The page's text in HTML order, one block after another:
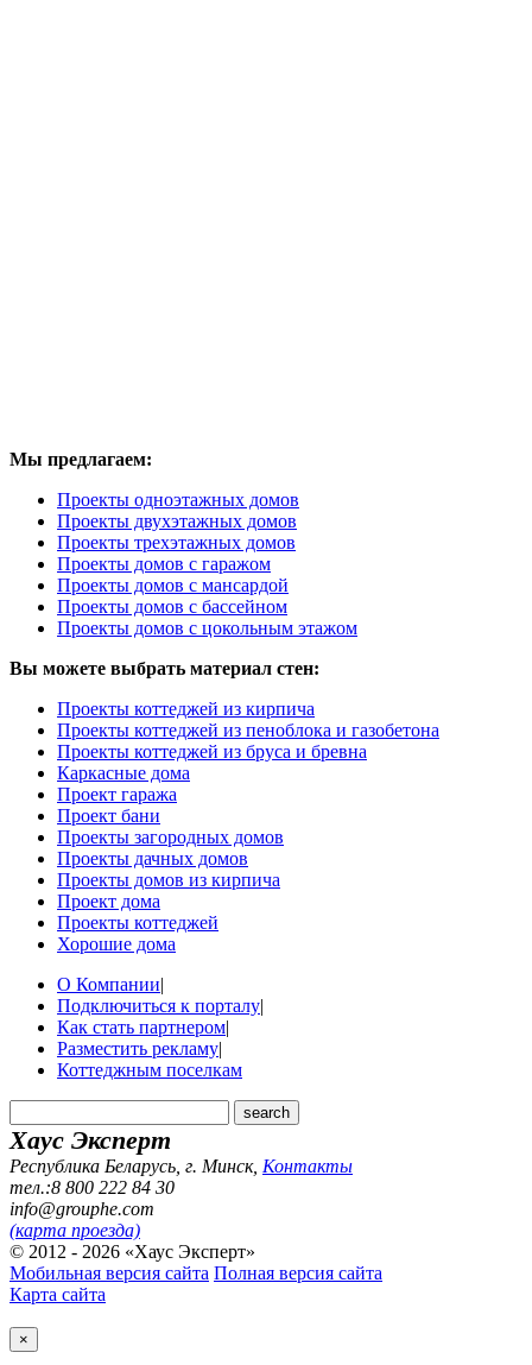
Мы предлагаем:
Проекты одноэтажных домов
Проекты двухэтажных домов
Проекты трехэтажных домов
Проекты домов с гаражом
Проекты домов с мансардой
Проекты домов с бассейном
Проекты домов с цокольным этажом
Вы можете выбрать материал стен:
Проекты коттеджей из кирпича
Проекты коттеджей из пеноблока и газобетона
Проекты коттеджей из бруса и бревна
Каркасные дома
Проект гаража
Проект бани
Проекты загородных домов
Проекты дачных домов
Проекты домов из кирпича
Проект дома
Проекты коттеджей
Хорошие дома
О Компании|
Подключиться к порталу|
Как стать партнером|
Разместить рекламу|
Коттеджным поселкам
Хаус Эксперт
Республика Беларусь, г. Минск, Контакты
тел.:8 800 222 84 30
info@grouphe.com
(карта проезда)
© 2012 - 2026 «Хаус Эксперт»
Мобильная версия сайта Полная версия сайта
Карта сайта
×